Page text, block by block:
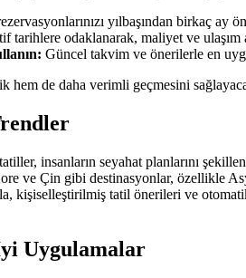
yılbaşından birkaç ay
tarihlere odaklanarak, maliyet ve ulaşım
Güncel takvim ve önerilerle en
hem de daha verimli geçmesini
insanların seyahat planlarını
ve Çin gibi destinasyonlar, özellikle
kişiselleştirilmiş tatil önerileri ve
Uygulamalar